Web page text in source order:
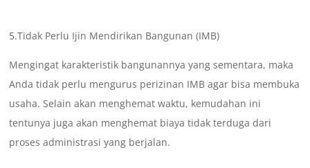
5.Tidak Perlu Ijin Mendirikan Bangunan (IMB)
Mengingat karakteristik bangunannya yang sementara, maka
Anda tidak perlu mengurus perizinan IMB agar bisa membuka
usaha. Selain akan menghemat waktu, kemudahan ini
tentunya juga akan menghemat biaya tidak terduga dari
proses administrasi yang berjalan.